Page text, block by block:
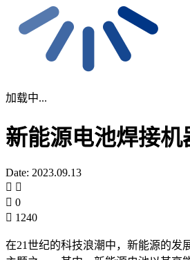
加载中...
新能源电池焊接机
Date: 2023.09.13
0
1240
在21世纪的科技浪潮中，新能源的发